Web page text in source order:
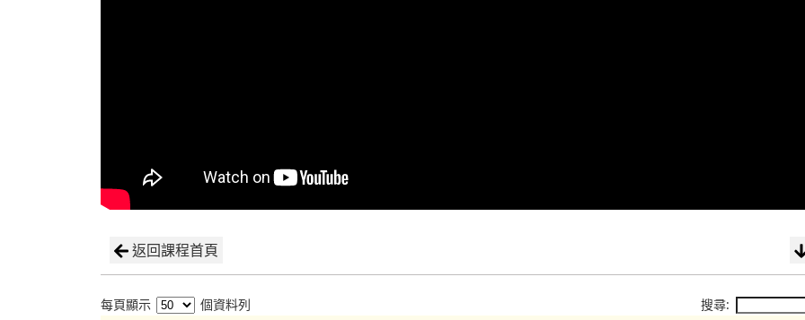
返回課程首頁
每頁顯示 個資料列 搜尋: